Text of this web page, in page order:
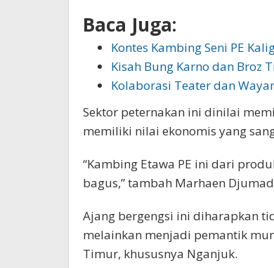
Baca Juga:
Kontes Kambing Seni PE
Kisah Bung Karno dan Broz
Kolaborasi Teater dan
Sektor peternakan ini dinilai
memiliki nilai ekonomis yang
“Kambing Etawa PE ini dari
bagus,” tambah Marhaen
Ajang bergengsi ini diharapkan
melainkan menjadi pemantik
Timur, khususnya Nganjuk.